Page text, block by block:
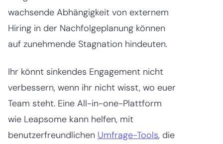
wachsende Abhängigkeit von externem
Hiring in der Nachfolgeplanung können
auf zunehmende Stagnation hindeuten.
Ihr könnt sinkendes Engagement nicht
verbessern, wenn ihr nicht wisst, wo euer
Team steht. Eine All-in-one-Plattform
wie Leapsome kann helfen, mit
benutzerfreundlichen Umfrage-Tools, die